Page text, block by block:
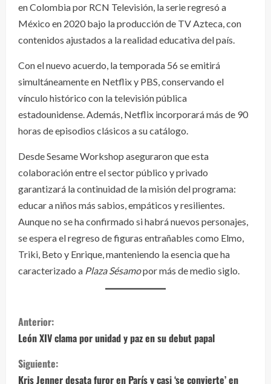
en Colombia por RCN Televisión, la serie regresó a
México en 2020 bajo la producción de TV Azteca, con
contenidos ajustados a la realidad educativa del país.
Con el nuevo acuerdo, la temporada 56 se emitirá
simultáneamente en Netflix y PBS, conservando el
vínculo histórico con la televisión pública
estadounidense. Además, Netflix incorporará más de 90
horas de episodios clásicos a su catálogo.
Desde Sesame Workshop aseguraron que esta
colaboración entre el sector público y privado
garantizará la continuidad de la misión del programa:
educar a niños más sabios, empáticos y resilientes.
Aunque no se ha confirmado si habrá nuevos personajes,
se espera el regreso de figuras entrañables como Elmo,
Triki, Beto y Enrique, manteniendo la esencia que ha
caracterizado a Plaza Sésamopor más de medio siglo.
S
i
g
Anterior:
León XIV clama por unidad y paz en su debut papal
Siguiente:
Kris Jenner desata furor en París y casi ‘se convierte’ en